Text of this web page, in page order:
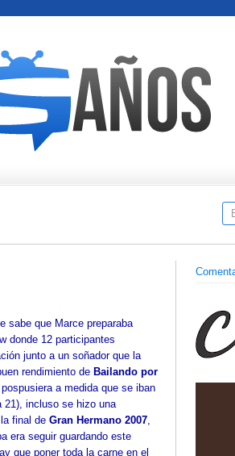
sabe que Marce preparaba
donde 12 participantes
junto a un soñador que la
rendimiento de Bailando por
a medida que se iban
21), incluso se hizo una
final de Gran Hermano 2007,
era seguir guardando este
que poner toda la carne en el